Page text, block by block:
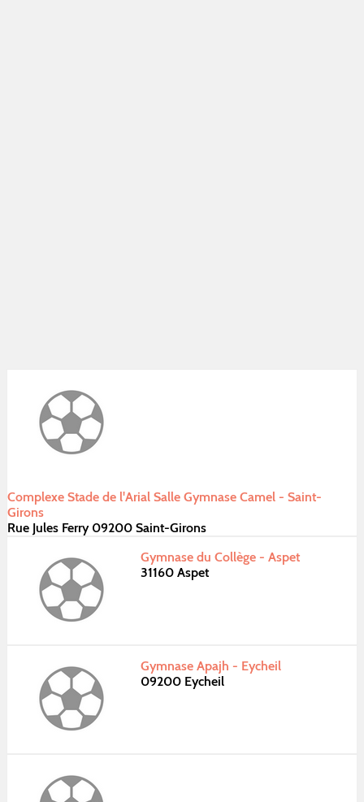
Complexe Stade de l'Arial Salle Gymnase Camel - Saint-
Girons
Rue Jules Ferry 09200 Saint-Girons
Gymnase du Collège - Aspet
31160 Aspet
Gymnase Apajh - Eycheil
09200 Eycheil